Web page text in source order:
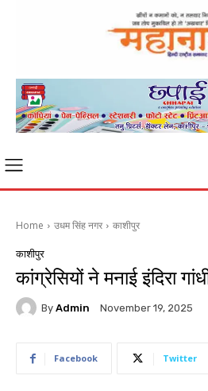
Home उधम सिंह नगर काशीपुर
काशीपुर
कांग्रेसियों ने मनाई इंदिरा
By Admin November 19, 2025
Facebook Twitter